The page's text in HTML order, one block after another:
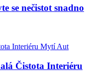
se nečistot snadno
Mytí Aut
Čistota Interiéru